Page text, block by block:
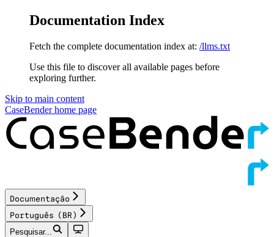
Documentation Index
Fetch the complete documentation index at: /llms.txt
Use this file to discover all available pages before
exploring further.
Skip to main content
CaseBenderhome page
Documentação
Português (BR)
Pesquisar...